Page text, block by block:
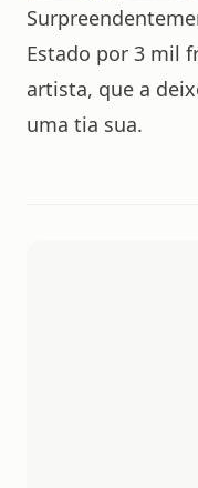
Estado por 3 mil
artista, que a
uma tia sua.